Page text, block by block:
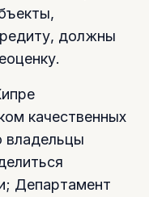
должны
качественных
владельцы
Департамент